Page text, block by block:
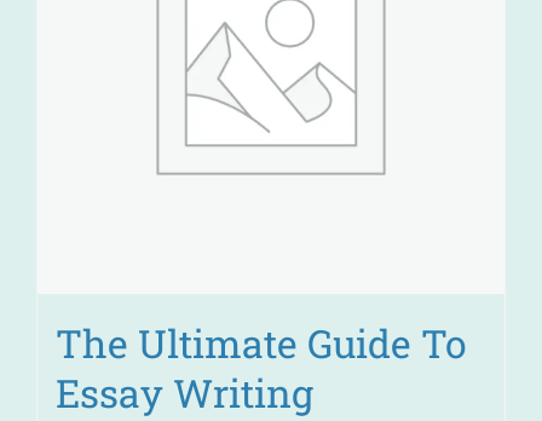
The Ultimate Guide To
Essay Writing